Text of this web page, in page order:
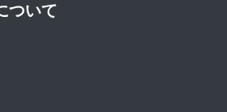
ついて